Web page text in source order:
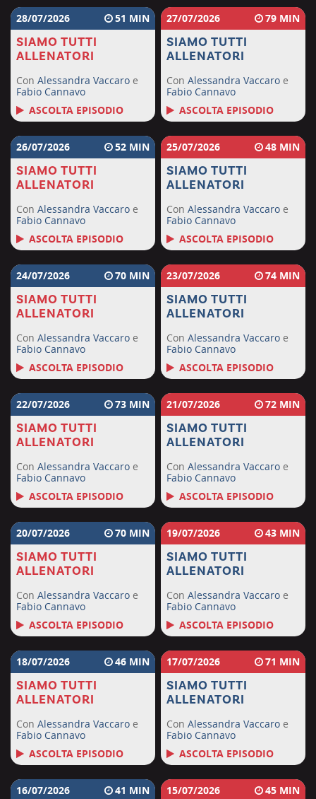
28/07/2026 51
SIAMO TUTTI
ALLENATORI
Con Alessandra Vaccaro e
Fabio Cannavo
ASCOLTA EPISODIO
27/07/2026 79
SIAMO TUTTI
ALLENATORI
ConAlessandra Vaccaro e
Fabio Cannavo
ASCOLTA EPISODIO
26/07/2026 52
SIAMO TUTTI
ALLENATORI
Con Alessandra Vaccaro e
Fabio Cannavo
ASCOLTA EPISODIO
25/07/2026 48
SIAMO TUTTI
ALLENATORI
ConAlessandra Vaccaro e
Fabio Cannavo
ASCOLTA EPISODIO
24/07/2026 70
SIAMO TUTTI
ALLENATORI
Con Alessandra Vaccaro e
Fabio Cannavo
ASCOLTA EPISODIO
23/07/2026 74
SIAMO TUTTI
ALLENATORI
ConAlessandra Vaccaro e
Fabio Cannavo
ASCOLTA EPISODIO
22/07/2026 73
SIAMO TUTTI
ALLENATORI
Con Alessandra Vaccaro e
Fabio Cannavo
ASCOLTA EPISODIO
21/07/2026 72
SIAMO TUTTI
ALLENATORI
ConAlessandra Vaccaro e
Fabio Cannavo
ASCOLTA EPISODIO
20/07/2026 70
SIAMO TUTTI
ALLENATORI
Con Alessandra Vaccaro e
Fabio Cannavo
ASCOLTA EPISODIO
19/07/2026 43
SIAMO TUTTI
ALLENATORI
ConAlessandra Vaccaro e
Fabio Cannavo
ASCOLTA EPISODIO
18/07/2026 46
SIAMO TUTTI
ALLENATORI
Con Alessandra Vaccaro e
Fabio Cannavo
ASCOLTA EPISODIO
17/07/2026 71
SIAMO TUTTI
ALLENATORI
ConAlessandra Vaccaro e
Fabio Cannavo
ASCOLTA EPISODIO
16/07/2026 41 15/07/2026 45